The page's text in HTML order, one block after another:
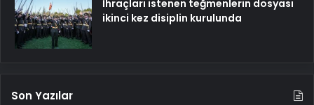
İhraçları istenen teğmenlerin dosyası
ikinci kez disiplin kurulunda
Son Yazılar